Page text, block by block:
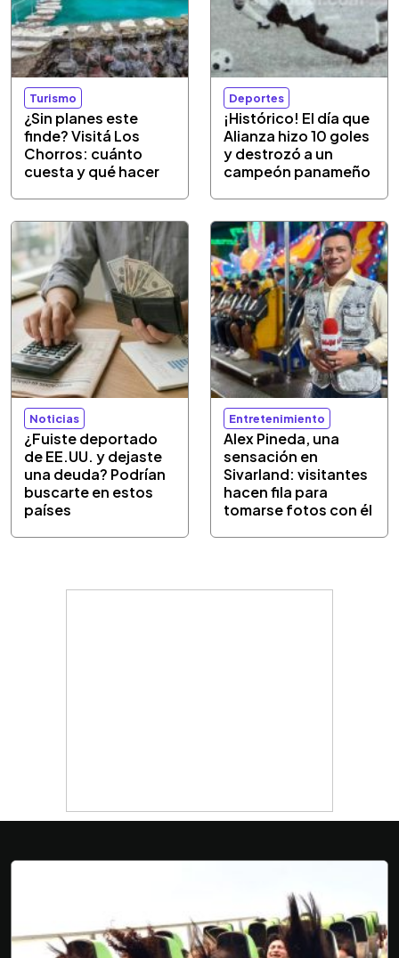
Turismo
¿Sin planes este
finde? Visitá Los
Chorros: cuánto
cuesta y qué hacer
Deportes
¡Histórico! El día que
Alianza hizo 10 goles
y destrozó a un
campeón panameño
Noticias
¿Fuiste deportado
de EE.UU. y dejaste
una deuda? Podrían
buscarte en estos
países
Entretenimiento
Alex Pineda, una
sensación en
Sivarland: visitantes
hacen fila para
tomarse fotos con él